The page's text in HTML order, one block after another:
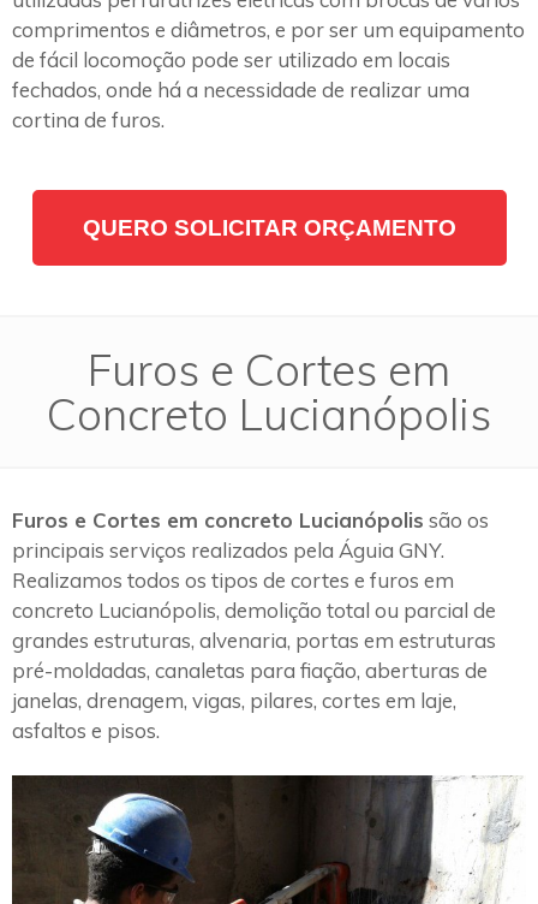
comprimentos e diâmetros, e por ser um equipamento
de fácil locomoção pode ser utilizado em locais
fechados, onde há a necessidade de realizar uma
cortina de furos.
QUERO SOLICITAR ORÇAMENTO
Furos e Cortes em
Concreto Lucianópolis
Furos e Cortes em concreto Lucianópolis são os
principais serviços realizados pela Águia GNY.
Realizamos todos os tipos de cortes e furos em
concreto Lucianópolis, demolição total ou parcial de
grandes estruturas, alvenaria, portas em estruturas
pré-moldadas, canaletas para fiação, aberturas de
janelas, drenagem, vigas, pilares, cortes em laje,
asfaltos e pisos.